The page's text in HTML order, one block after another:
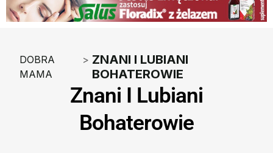
DOBRA
MAMA
> ZNANI I LUBIANI
BOHATEROWIE
Znani I Lubiani
Bohaterowie